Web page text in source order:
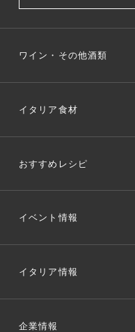
ワイン・その他酒類
イタリア食材
おすすめレシピ
イベント情報
イタリア情報
企業情報